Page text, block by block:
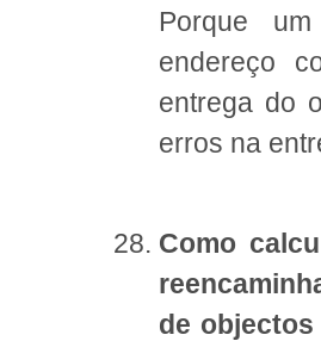
Porque
endereço
entrega do
erros na
Como
de